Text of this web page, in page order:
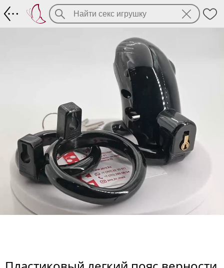
Пластиковый легкий пояс верности